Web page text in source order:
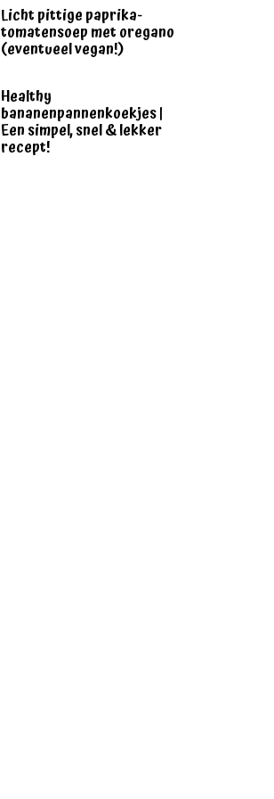
Licht pittige paprika-
tomatensoep met oregano
(eventueel vegan!)
Healthy
bananenpannenkoekjes |
Een simpel, snel & lekker
recept!